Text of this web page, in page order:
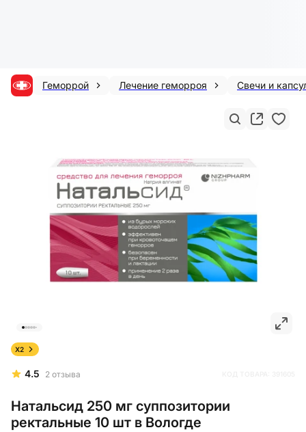
Геморрой Лечение геморроя Свечи и
4.5 2 отзыва
Натальсид 250 мг суппозитории
ректальные 10 шт в Вологде
X2